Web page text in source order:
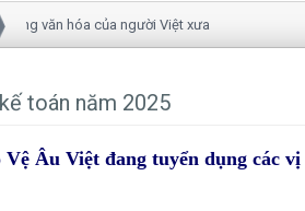
văn hóa của người Việt xưa
toán năm 2025
Vệ Âu Việt đang tuyển dụng các